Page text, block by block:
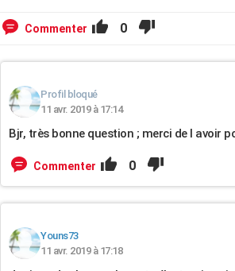
Commenter 0
Profil bloqué
11 avr. 2019 à 17:14
Bjr, très bonne question ; merci de l avoir
Commenter 0
Youns73
11 avr. 2019 à 17:18